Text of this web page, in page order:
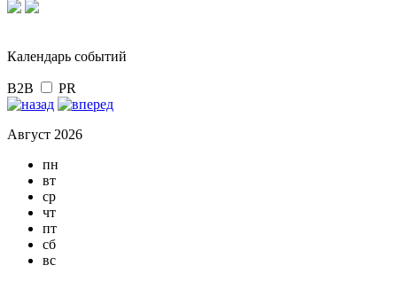
Календарь событий
B2B PR
Август 2026
пн
вт
ср
чт
пт
сб
вс